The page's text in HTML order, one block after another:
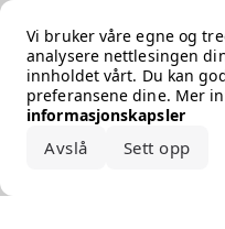
Vi bruker våre egne og
analysere nettlesingen
innholdet vårt. Du kan
preferansene dine. Mer
informasjonskapsler
Avslå Sett opp
Error